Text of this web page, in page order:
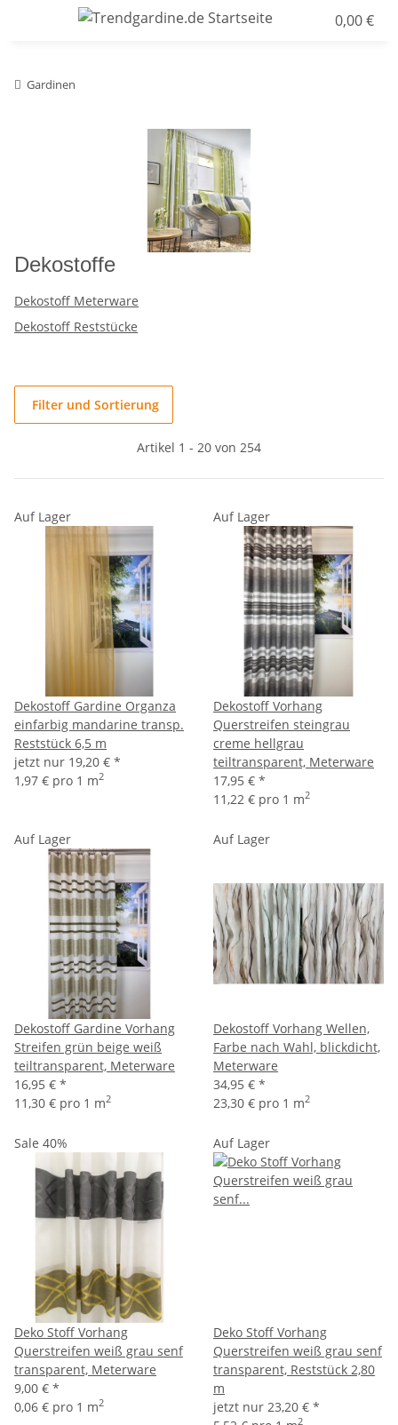
0,00 €
Gardinen
Dekostoffe
Dekostoff Meterware
Dekostoff Reststücke
Filter und Sortierung
Artikel 1 - 20 von 254
Auf Lager
Dekostoff Gardine Organza
einfarbig mandarine transp.
Reststück 6,5 m
jetzt nur 19,20 € *
1,97 € pro 1 m2
Auf Lager
Dekostoff Vorhang
Querstreifen steingrau
creme hellgrau
teiltransparent, Meterware
17,95 € *
11,22 € pro 1 m2
Auf Lager
Dekostoff Gardine Vorhang
Streifen grün beige weiß
teiltransparent, Meterware
16,95 € *
11,30 € pro 1 m2
Auf Lager
Dekostoff Vorhang Wellen,
Farbe nach Wahl, blickdicht,
Meterware
34,95 € *
23,30 € pro 1 m2
Sale 40%
Deko Stoff Vorhang
Querstreifen weiß grau senf
transparent, Meterware
9,00 € *
0,06 € pro 1 m2
Auf Lager
Deko Stoff Vorhang
Querstreifen weiß grau senf
transparent, Reststück 2,80
m
jetzt nur 23,20 € *
2